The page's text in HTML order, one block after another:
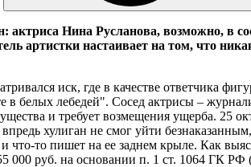
Нина Русланова, возможно, в
артистки настаивает на том, что
иск, где в качестве ответчика
белых лебедей". Сосед актрисы –
и требует возмещения ущерба. 25
хулиган не смог уйти
что-то пишет на ее заднем крыле. Как
000 руб. на основании п. 1 ст. 1064 ГК